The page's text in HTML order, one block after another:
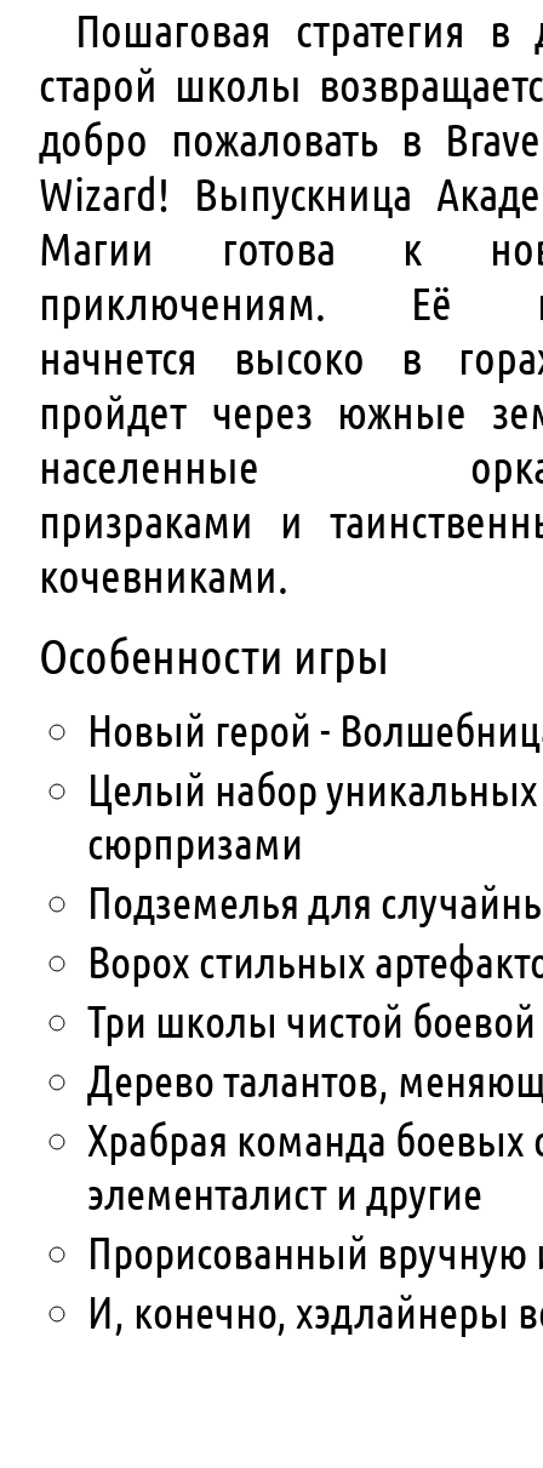
Пошаговая стратегия в
старой школы
добро пожаловать в
Wizard! Выпускница
Магии готова к
приключениям. Её
начнется высоко в
пройдет через южные
населенные
призраками и
кочевниками.
Особенности игры
Новый герой -
Целый набор
сюрпризами
Подземелья для
Ворох стильных
Три школы чистой
Дерево талантов,
Храбрая команда боевых
элементалист и другие
Прорисованный
И, конечно, хэдлайнеры